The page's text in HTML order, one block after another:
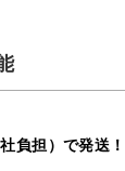
負担）で発送！